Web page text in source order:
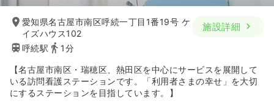
給与 時給1,300〜1,500円
時間 9:00～16:00 （休憩45分）
日祝休み
気になる 詳細を見る
愛知県名古屋市南区呼続一丁目1番19号 ケ
イズハウス102
呼続駅
1分
施設詳細
【名古屋市南区・瑞穂区、熱田区を中心にサービスを展開して
いる訪問看護ステーションです。「利用者さまの幸せ」を大切
にするステーションを目指しています。】